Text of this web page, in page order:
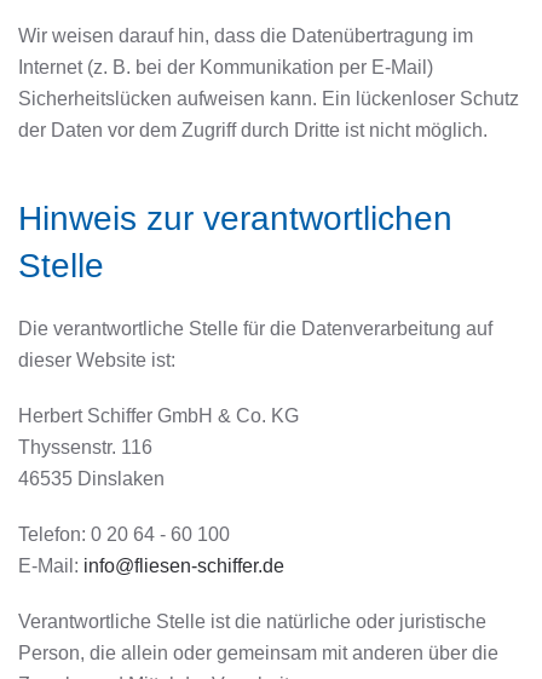
Wir weisen darauf hin, dass die Datenübertragung im
Internet (z. B. bei der Kommunikation per E-Mail)
Sicherheitslücken aufweisen kann. Ein lückenloser Schutz
der Daten vor dem Zugriff durch Dritte ist nicht möglich.
Hinweis zur verantwortlichen
Stelle
Die verantwortliche Stelle für die Datenverarbeitung auf
dieser Website ist:
Herbert Schiffer GmbH & Co. KG
Thyssenstr. 116
46535 Dinslaken
Telefon: 0 20 64 - 60 100
E-Mail: info@fliesen-schiffer.de
Verantwortliche Stelle ist die natürliche oder juristische
Person, die allein oder gemeinsam mit anderen über die